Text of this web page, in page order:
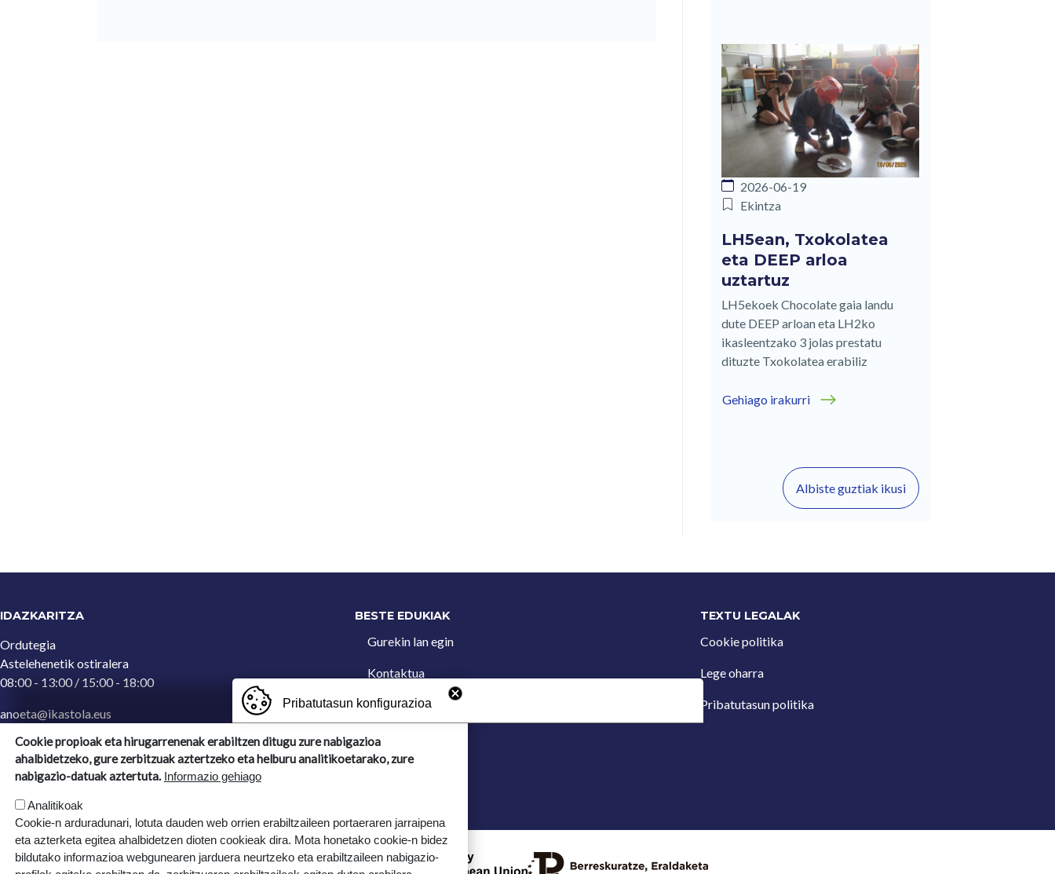
2026-06-19
Ekintza
LH5ean, Txokolatea
eta DEEP arloa
uztartuz
LH5ekoek Chocolate gaia landu
dute DEEP arloan eta LH2ko
ikasleentzako 3 jolas prestatu
dituzte Txokolatea erabiliz
Gehiago irakurri
Albiste guztiak ikusi
IDAZKARITZA
Ordutegia
Astelehenetik ostiralera
08:00 - 13:00 / 15:00 - 18:00
anoeta@ikastola.eus
Ergoien, 5
20270, Anoeta, Gipuzkoa
BESTE EDUKIAK
Gurekin lan egin
Kontaktua
Iradokizun postontzia
TEXTU LEGALAK
Cookie politika
Lege oharra
Pribatutasun politika
Pribatutasun konfigurazioa
Cookie propioak eta hirugarrenenak erabiltzen ditugu zure nabigazioa
ahalbidetzeko, gure zerbitzuak aztertzeko eta helburu analitikoetarako, zure
nabigazio-datuak aztertuta. Informazio gehiago
Analitikoak
Cookie-n arduradunari, lotuta dauden web orrien erabiltzaileen portaeraren jarraipena
eta azterketa egitea ahalbidetzen dioten cookieak dira. Mota honetako cookie-n bidez
bildutako informazioa webgunearen jarduera neurtzeko eta erabiltzaileen nabigazio-